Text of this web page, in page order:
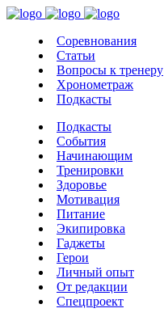
Соревнования
Статьи
Вопросы к тренеру
Хронометраж
Подкасты
Подкасты
События
Начинающим
Тренировки
Здоровье
Мотивация
Питание
Экипировка
Гаджеты
Герои
Личный опыт
От редакции
Спецпроект